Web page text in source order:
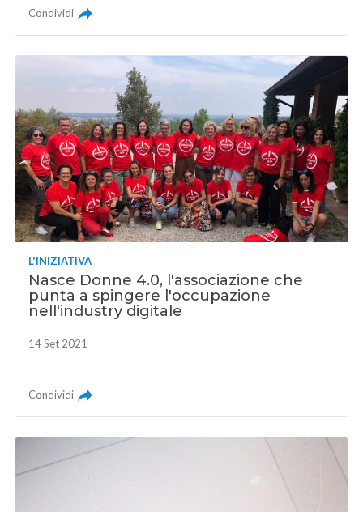
Condividi
L'INIZIATIVA
Nasce Donne 4.0, l'associazione che
punta a spingere l'occupazione
nell'industry digitale
14 Set 2021
Condividi